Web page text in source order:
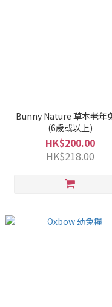
Bunny Nature 草本老年
(6歲或以上)
HK$200.00
HK$218.00